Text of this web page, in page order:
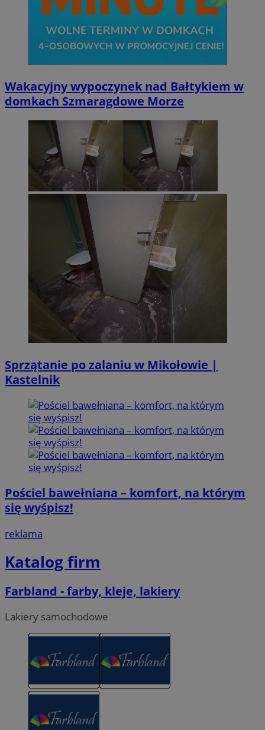
Wakacyjny wypoczynek nad Bałtykiem w
domkach Szmaragdowe Morze
Sprzątanie po zalaniu w Mikołowie |
Kastelnik
Pościel bawełniana – komfort, na którym
się wyśpisz!
reklama
Katalog firm
Farbland - farby, kleje, lakiery
Lakiery samochodowe